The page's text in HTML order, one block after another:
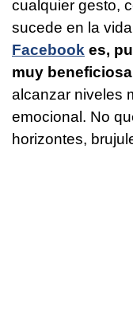
cualquier gesto,
sucede en la
Facebook es,
muy
alcanzar niveles
emocional. No
horizontes,